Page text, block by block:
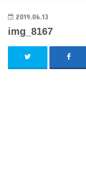
2019.06.13
img_8167